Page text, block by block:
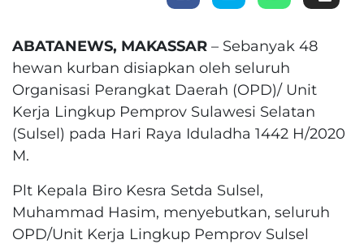
ABATANEWS, MAKASSAR – Sebanyak 48
hewan kurban disiapkan oleh seluruh
Organisasi Perangkat Daerah (OPD)/ Unit
Kerja Lingkup Pemprov Sulawesi Selatan
(Sulsel) pada Hari Raya Iduladha 1442 H/2020
M.
Plt Kepala Biro Kesra Setda Sulsel,
Muhammad Hasim, menyebutkan, seluruh
OPD/Unit Kerja Lingkup Pemprov Sulsel